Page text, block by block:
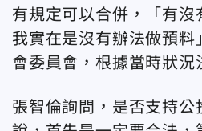
有規定可以合併，「有沒
我實在是沒有辦法做預料
會委員會，根據當時狀況
張智倫詢問，是否支持公